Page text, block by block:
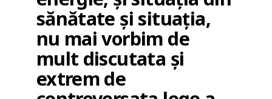
sănătate și situația,
nu mai vorbim de
mult discutata și
extrem de